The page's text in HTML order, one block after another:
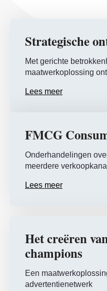
Strategische
Met gerichte
maatwerkoplossing
Lees meer
FMCG
Onderhandelingen
meerdere
Lees meer
Het creëren
champions
Een
advertentienetwerk